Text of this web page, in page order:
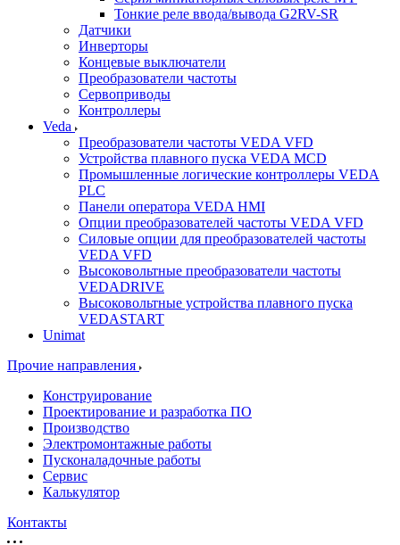
Тонкие реле ввода/вывода G2RV-SR
Датчики
Инверторы
Концевые выключатели
Преобразователи частоты
Сервоприводы
Контроллеры
Veda
Преобразователи частоты VEDA VFD
Устройства плавного пуска VEDA MCD
Промышленные логические контроллеры VEDA
PLC
Панели оператора VEDA HMI
Опции преобразователей частоты VEDA VFD
Силовые опции для преобразователей частоты
VEDA VFD
Высоковольтные преобразователи частоты
VEDADRIVE
Высоковольтные устройства плавного пуска
VEDASTART
Unimat
Прочие направления
Конструирование
Проектирование и разработка ПО
Производство
Электромонтажные работы
Пусконаладочные работы
Сервис
Калькулятор
Контакты